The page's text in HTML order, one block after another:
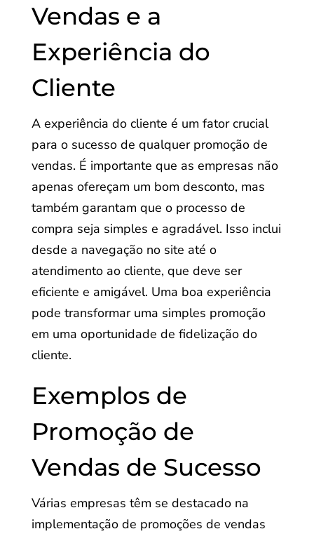
Vendas e a
Experiência do
Cliente
A experiência do cliente é um fator crucial
para o sucesso de qualquer promoção de
vendas. É importante que as empresas não
apenas ofereçam um bom desconto, mas
também garantam que o processo de
compra seja simples e agradável. Isso inclui
desde a navegação no site até o
atendimento ao cliente, que deve ser
eficiente e amigável. Uma boa experiência
pode transformar uma simples promoção
em uma oportunidade de fidelização do
cliente.
Exemplos de
Promoção de
Vendas de Sucesso
Várias empresas têm se destacado na
implementação de promoções de vendas